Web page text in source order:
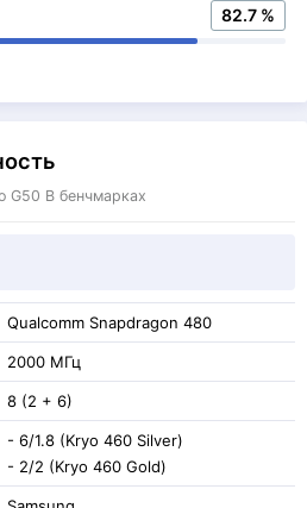
82.7 %
G50 В бенчмарках
Qualcomm Snapdragon 480
2000 МГц
8 (2 + 6)
- 6/1.8 (Kryo 460 Silver)
- 2/2 (Kryo 460 Gold)